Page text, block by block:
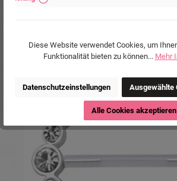
Produktgalerie überspringen
Ähnliche Produkte
Diese Website verwendet Cookies, um
Funktionalität bieten zu können... Mehr
Datenschutzeinstellungen Ausgewählte
Alle Cookies akzeptieren